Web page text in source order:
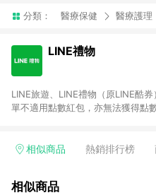
分類： 醫療保健 醫療護理
LINE禮物
LINE旅遊、LINE禮物（原LINE酷
單不適用點數紅包，亦無法獲得點
相似商品 熱銷排行榜
相似商品